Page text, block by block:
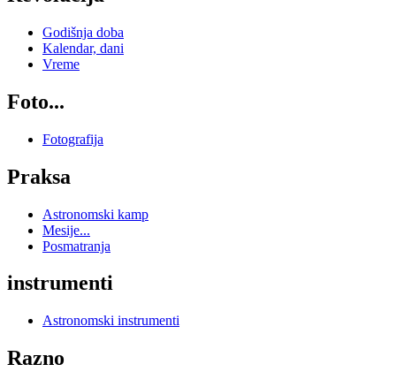
Godišnja doba
Kalendar, dani
Vreme
Foto...
Fotografija
Praksa
Astronomski kamp
Mesije...
Posmatranja
instrumenti
Astronomski instrumenti
Razno